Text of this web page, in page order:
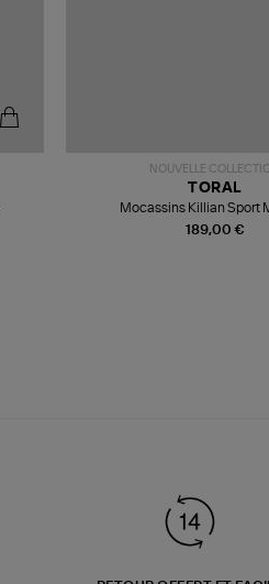
NOUVELLE
189,00 €
TORAL
Mocassins Killian Sport